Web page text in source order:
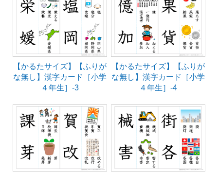
【かるたサイズ】【ふりが
な無し】漢字カード［小学
４年生］-3
【かるたサイズ】【ふりが
な無し】漢字カード［小学
４年生］-4